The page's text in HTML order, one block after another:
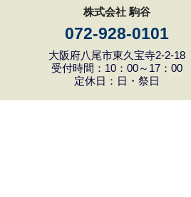
株式会社 駒谷
072-928-0101
大阪府八尾市東久宝寺2-2-18
受付時間：10：00～17：00
定休日：日・祭日